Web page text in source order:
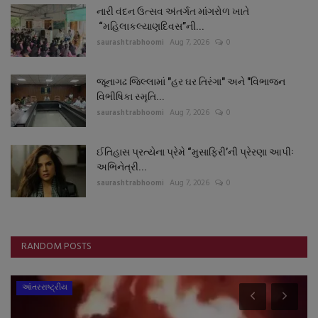
નારી વંદન ઉત્સવ અંતર્ગત માંગરોળ ખાતે
“મહિલાકલ્યાણદિવસ”ની...
saurashtrabhoomi Aug 7, 2026 0
જૂનાગઢ જિલ્લામાં "હર ઘર તિરંગા" અને "વિભાજન
વિભીષિકા સ્મૃતિ...
saurashtrabhoomi Aug 7, 2026 0
ઈતિહાસ પ્રત્યેના પ્રેમે “મુસાફિરી’ની પ્રેરણા આપીઃ
અભિનેત્રી...
saurashtrabhoomi Aug 7, 2026 0
RANDOM POSTS
આંતરરાષ્ટ્રીય